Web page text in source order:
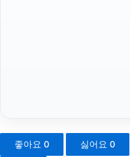
좋아요 0 싫어요 0